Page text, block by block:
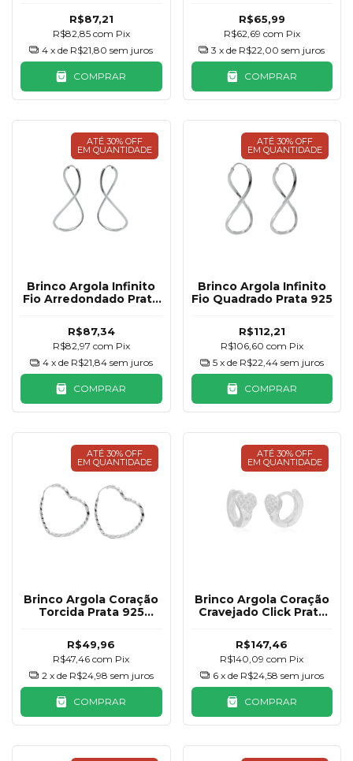
R$87,21
R$82,85 com Pix
4 x de R$21,80 sem juros
COMPRAR
R$65,99
R$62,69 com Pix
3 x de R$22,00 sem juros
COMPRAR
ATÉ 30% OFF
EM QUANTIDADE
Brinco Argola Infinito
Fio Arredondado Prata
R$87,34
R$82,97 com Pix
4 x de R$21,84 sem juros
COMPRAR
ATÉ 30% OFF
EM QUANTIDADE
Brinco Argola Infinito
Fio Quadrado Prata 925
R$112,21
R$106,60 com Pix
5 x de R$22,44 sem juros
COMPRAR
ATÉ 30% OFF
EM QUANTIDADE
Brinco Argola Coração
Torcida Prata 925
R$49,96
R$47,46com Pix
2 x de R$24,98 sem juros
COMPRAR
ATÉ 30% OFF
EM QUANTIDADE
Brinco Argola Coração
Cravejado Click Prata
R$147,46
R$140,09com Pix
6 x de R$24,58 sem juros
COMPRAR